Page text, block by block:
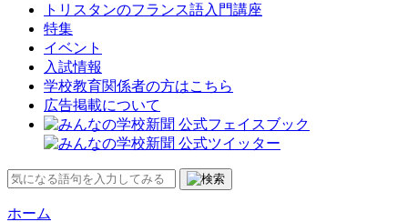
トリスタンのフランス語入門講座
特集
イベント
入試情報
学校教育関係者の方はこちら
広告掲載について
ホーム